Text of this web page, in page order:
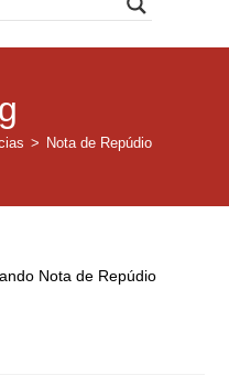
> Nota de Repúdio